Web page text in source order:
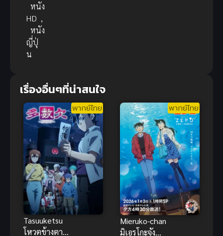
หนัง
HD ,
หนัง
ญี่ปุ่
น
เรื่องอื่นๆที่น่าสนใจ
พากย์ไทย
Tasuuketsu
โหวตข้างตาย
พากย์ไทย
Mieruko-chan
มิเอรุโกะจัง